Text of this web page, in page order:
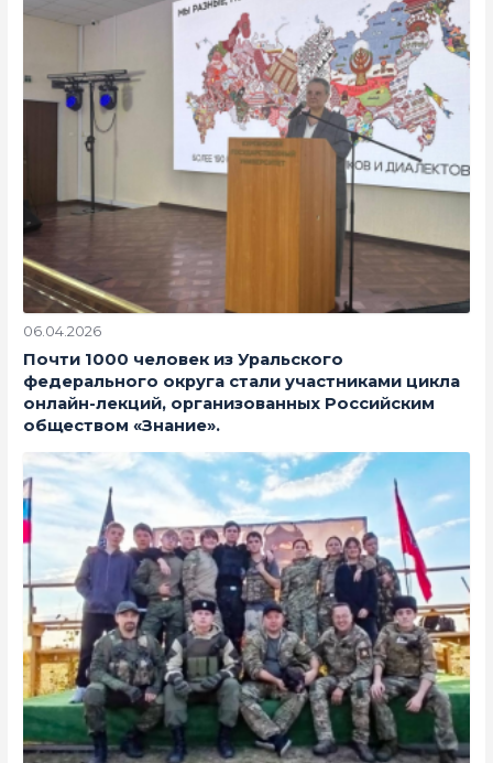
06.04.2026
Почти 1000 человек из Уральского
федерального округа стали участниками цикла
онлайн-лекций, организованных Российским
обществом «Знание».